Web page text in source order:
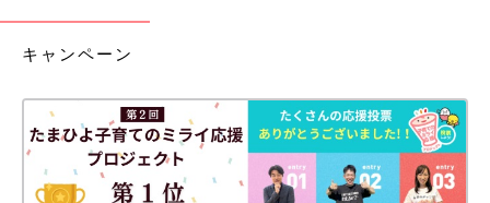
キャンペーン